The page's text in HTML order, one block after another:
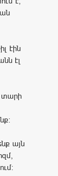
էին
էլ
տարի
այն